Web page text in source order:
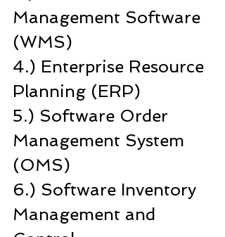
Management Software
(WMS)
4.) Enterprise Resource
Planning (ERP)
5.) Software Order
Management System
(OMS)
6.) Software Inventory
Management and